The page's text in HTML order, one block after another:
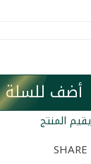
أضف للسلة
المنتج